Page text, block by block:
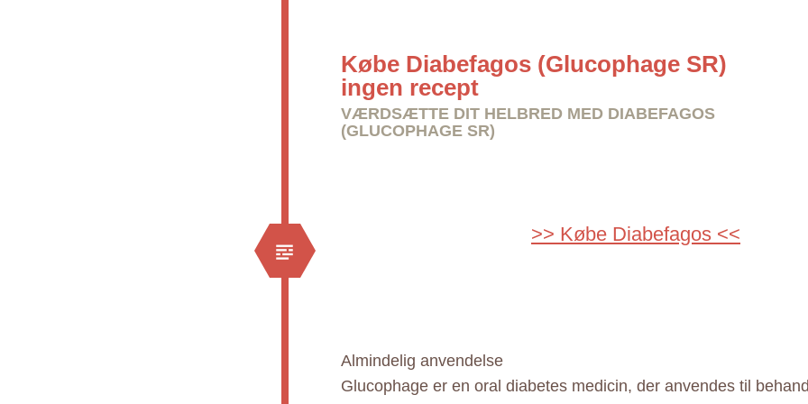
Købe Diabefagos (Glucophage SR)
ingen recept
VÆRDSÆTTE DIT HELBRED MED DIABEFAGOS
(GLUCOPHAGE SR)
>> Købe Diabefagos <<
Almindelig anvendelse
Glucophage er en oral diabetes medicin, der anvendes til